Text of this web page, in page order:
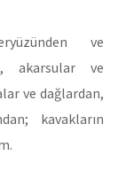
ve
akarsular ve
ve dağlardan,
kavakların